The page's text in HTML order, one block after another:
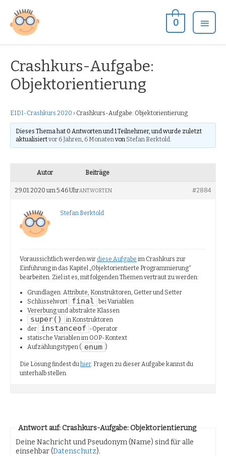
Inhalt
springen
0
Crashkurs-Aufgabe:
Objektorientierung
EIDI-Crashkurs 2020 › Crashkurs-Aufgabe: Objektorientierung
Dieses Thema hat 0 Antworten und 1 Teilnehmer, und wurde zuletzt
aktualisiertvor 6 Jahren, 6 Monaten von Stefan Berktold
Autor Beiträge
29.01.2020 um 5:46 Uhr #2884
ANTWORTEN
Stefan Berktold
Voraussichtlich werden wir diese Aufgabe im Crashkurs zur
Einführung in das Kapitel „Objektorientierte Programmierung“
bearbeiten. Ziel ist es, mit folgenden Themen vertraut zu werden:
Grundlagen: Attribute, Konstruktoren, Getter und Setter
Schlüsselwort
final
bei Variablen
Vererbung und abstrakte Klassen
super()
in Konstruktoren
der
instanceof -Operator
statische Variablen im OOP-Kontext
Aufzählungstypen ( enum )
Die Lösung findest duhier. Fragen zu dieser Aufgabe kannst du
unterhalb stellen.
Antwort auf: Crashkurs-Aufgabe: Objektorientierung
Deine Nachricht und Pseudonym (Name) sind für alle
einsehbar (Datenschutz).